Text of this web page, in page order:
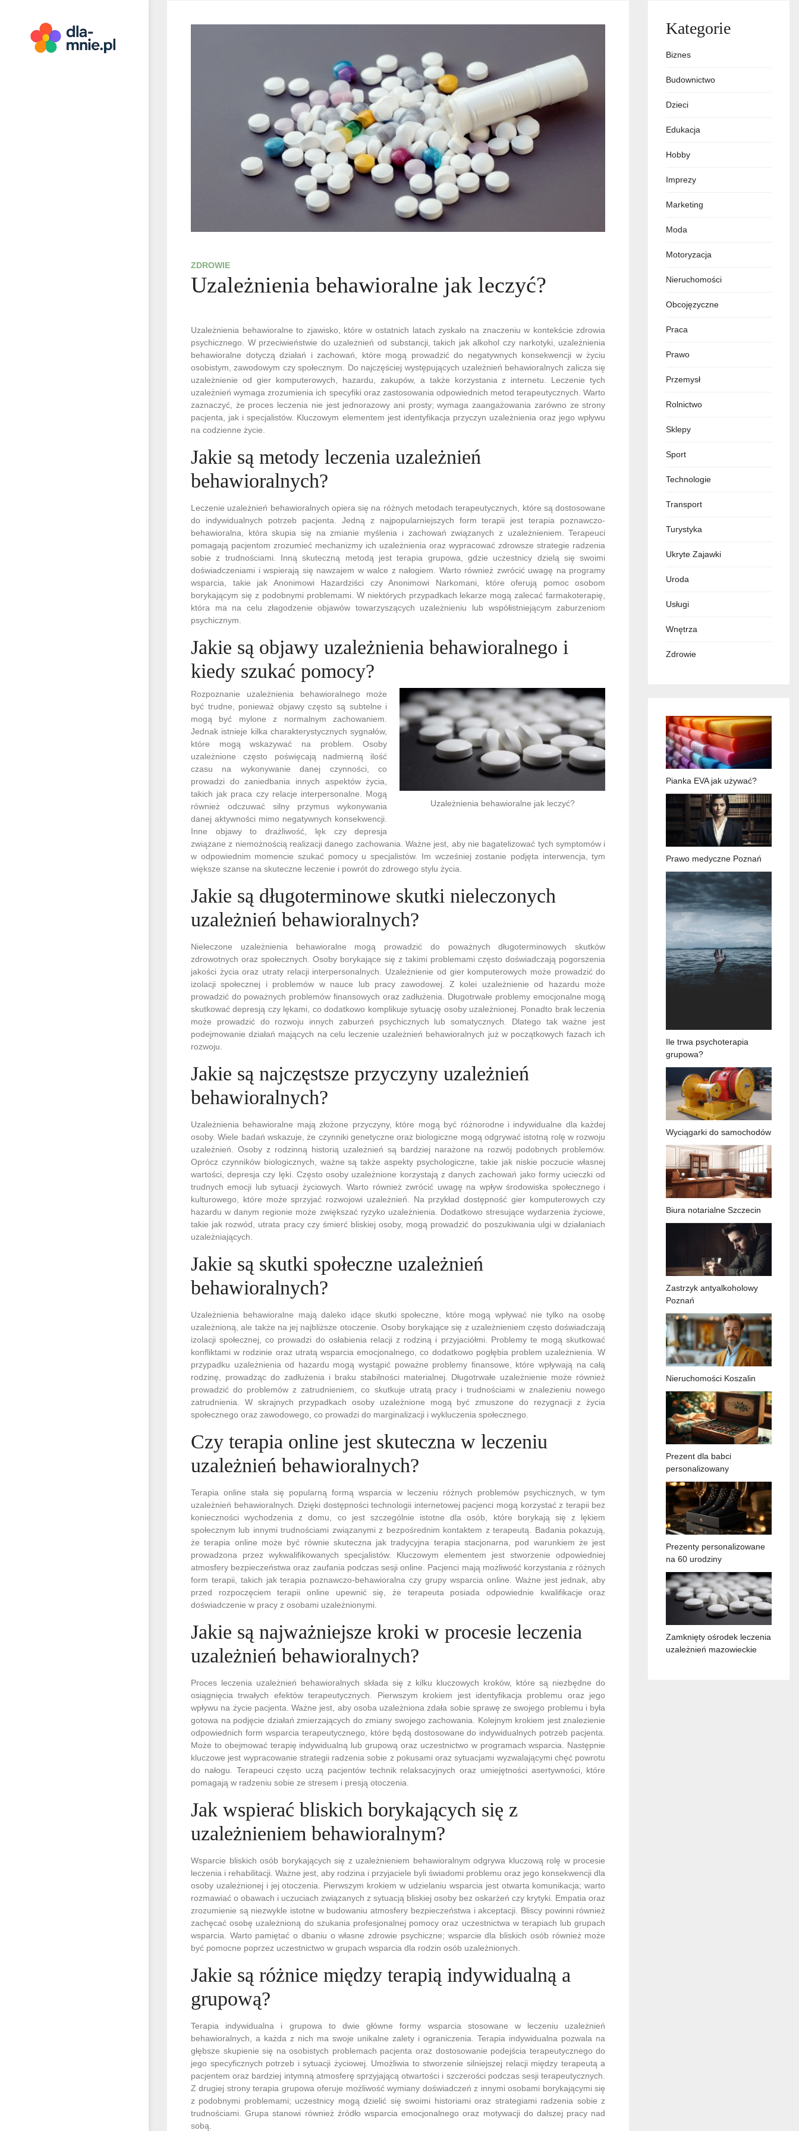
ZDROWIE
Uzależnienia behawioralne jak leczyć?
Uzależnienia behawioralne to zjawisko, które w ostatnich latach zyskało na znaczeniu w kontekście zdrowia
psychicznego. W przeciwieństwie do uzależnień od substancji, takich jak alkohol czy narkotyki, uzależnienia
behawioralne dotyczą działań i zachowań, które mogą prowadzić do negatywnych konsekwencji w życiu
osobistym, zawodowym czy społecznym. Do najczęściej występujących uzależnień behawioralnych zalicza się
uzależnienie od gier komputerowych, hazardu, zakupów, a także korzystania z internetu. Leczenie tych
uzależnień wymaga zrozumienia ich specyfiki oraz zastosowania odpowiednich metod terapeutycznych. Warto
zaznaczyć, że proces leczenia nie jest jednorazowy ani prosty; wymaga zaangażowania zarówno ze strony
pacjenta, jak i specjalistów. Kluczowym elementem jest identyfikacja przyczyn uzależnienia oraz jego wpływu
na codzienne życie.
Jakie są metody leczenia uzależnień
behawioralnych?
Leczenie uzależnień behawioralnych opiera się na różnych metodach terapeutycznych, które są dostosowane
do indywidualnych potrzeb pacjenta. Jedną z najpopularniejszych form terapii jest terapia poznawczo-
behawioralna, która skupia się na zmianie myślenia i zachowań związanych z uzależnieniem. Terapeuci
pomagają pacjentom zrozumieć mechanizmy ich uzależnienia oraz wypracować zdrowsze strategie radzenia
sobie z trudnościami. Inną skuteczną metodą jest terapia grupowa, gdzie uczestnicy dzielą się swoimi
doświadczeniami i wspierają się nawzajem w walce z nałogiem. Warto również zwrócić uwagę na programy
wsparcia, takie jak Anonimowi Hazardziści czy Anonimowi Narkomani, które oferują pomoc osobom
borykającym się z podobnymi problemami. W niektórych przypadkach lekarze mogą zalecać farmakoterapię,
która ma na celu złagodzenie objawów towarzyszących uzależnieniu lub współistniejącym zaburzeniom
psychicznym.
Jakie są objawy uzależnienia behawioralnego i
kiedy szukać pomocy?
Uzależnienia behawioralne jak leczyć?
Rozpoznanie uzależnienia behawioralnego może
być trudne, ponieważ objawy często są subtelne i
mogą być mylone z normalnym zachowaniem.
Jednak istnieje kilka charakterystycznych sygnałów,
które mogą wskazywać na problem. Osoby
uzależnione często poświęcają nadmierną ilość
czasu na wykonywanie danej czynności, co
prowadzi do zaniedbania innych aspektów życia,
takich jak praca czy relacje interpersonalne. Mogą
również odczuwać silny przymus wykonywania
danej aktywności mimo negatywnych konsekwencji.
Inne objawy to drażliwość, lęk czy depresja
związane z niemożnością realizacji danego zachowania. Ważne jest, aby nie bagatelizować tych symptomów i
w odpowiednim momencie szukać pomocy u specjalistów. Im wcześniej zostanie podjęta interwencja, tym
większe szanse na skuteczne leczenie i powrót do zdrowego stylu życia.
Jakie są długoterminowe skutki nieleczonych
uzależnień behawioralnych?
Nieleczone uzależnienia behawioralne mogą prowadzić do poważnych długoterminowych skutków
zdrowotnych oraz społecznych. Osoby borykające się z takimi problemami często doświadczają pogorszenia
jakości życia oraz utraty relacji interpersonalnych. Uzależnienie od gier komputerowych może prowadzić do
izolacji społecznej i problemów w nauce lub pracy zawodowej. Z kolei uzależnienie od hazardu może
prowadzić do poważnych problemów finansowych oraz zadłużenia. Długotrwałe problemy emocjonalne mogą
skutkować depresją czy lękami, co dodatkowo komplikuje sytuację osoby uzależnionej. Ponadto brak leczenia
może prowadzić do rozwoju innych zaburzeń psychicznych lub somatycznych. Dlatego tak ważne jest
podejmowanie działań mających na celu leczenie uzależnień behawioralnych już w początkowych fazach ich
rozwoju.
Jakie są najczęstsze przyczyny uzależnień
behawioralnych?
Uzależnienia behawioralne mają złożone przyczyny, które mogą być różnorodne i indywidualne dla każdej
osoby. Wiele badań wskazuje, że czynniki genetyczne oraz biologiczne mogą odgrywać istotną rolę w rozwoju
uzależnień. Osoby z rodzinną historią uzależnień są bardziej narażone na rozwój podobnych problemów.
Oprócz czynników biologicznych, ważne są także aspekty psychologiczne, takie jak niskie poczucie własnej
wartości, depresja czy lęki. Często osoby uzależnione korzystają z danych zachowań jako formy ucieczki od
trudnych emocji lub sytuacji życiowych. Warto również zwrócić uwagę na wpływ środowiska społecznego i
kulturowego, które może sprzyjać rozwojowi uzależnień. Na przykład dostępność gier komputerowych czy
hazardu w danym regionie może zwiększać ryzyko uzależnienia. Dodatkowo stresujące wydarzenia życiowe,
takie jak rozwód, utrata pracy czy śmierć bliskiej osoby, mogą prowadzić do poszukiwania ulgi w działaniach
uzależniających.
Jakie są skutki społeczne uzależnień
behawioralnych?
Uzależnienia behawioralne mają daleko idące skutki społeczne, które mogą wpływać nie tylko na osobę
uzależnioną, ale także na jej najbliższe otoczenie. Osoby borykające się z uzależnieniem często doświadczają
izolacji społecznej, co prowadzi do osłabienia relacji z rodziną i przyjaciółmi. Problemy te mogą skutkować
konfliktami w rodzinie oraz utratą wsparcia emocjonalnego, co dodatkowo pogłębia problem uzależnienia. W
przypadku uzależnienia od hazardu mogą wystąpić poważne problemy finansowe, które wpływają na całą
rodzinę, prowadząc do zadłużenia i braku stabilności materialnej. Długotrwałe uzależnienie może również
prowadzić do problemów z zatrudnieniem, co skutkuje utratą pracy i trudnościami w znalezieniu nowego
zatrudnienia. W skrajnych przypadkach osoby uzależnione mogą być zmuszone do rezygnacji z życia
społecznego oraz zawodowego, co prowadzi do marginalizacji i wykluczenia społecznego.
Czy terapia online jest skuteczna w leczeniu
uzależnień behawioralnych?
Terapia online stała się popularną formą wsparcia w leczeniu różnych problemów psychicznych, w tym
uzależnień behawioralnych. Dzięki dostępności technologii internetowej pacjenci mogą korzystać z terapii bez
konieczności wychodzenia z domu, co jest szczególnie istotne dla osób, które borykają się z lękiem
społecznym lub innymi trudnościami związanymi z bezpośrednim kontaktem z terapeutą. Badania pokazują,
że terapia online może być równie skuteczna jak tradycyjna terapia stacjonarna, pod warunkiem że jest
prowadzona przez wykwalifikowanych specjalistów. Kluczowym elementem jest stworzenie odpowiedniej
atmosfery bezpieczeństwa oraz zaufania podczas sesji online. Pacjenci mają możliwość korzystania z różnych
form terapii, takich jak terapia poznawczo-behawioralna czy grupy wsparcia online. Ważne jest jednak, aby
przed rozpoczęciem terapii online upewnić się, że terapeuta posiada odpowiednie kwalifikacje oraz
doświadczenie w pracy z osobami uzależnionymi.
Jakie są najważniejsze kroki w procesie leczenia
uzależnień behawioralnych?
Proces leczenia uzależnień behawioralnych składa się z kilku kluczowych kroków, które są niezbędne do
osiągnięcia trwałych efektów terapeutycznych. Pierwszym krokiem jest identyfikacja problemu oraz jego
wpływu na życie pacjenta. Ważne jest, aby osoba uzależniona zdała sobie sprawę ze swojego problemu i była
gotowa na podjęcie działań zmierzających do zmiany swojego zachowania. Kolejnym krokiem jest znalezienie
odpowiednich form wsparcia terapeutycznego, które będą dostosowane do indywidualnych potrzeb pacjenta.
Może to obejmować terapię indywidualną lub grupową oraz uczestnictwo w programach wsparcia. Następnie
kluczowe jest wypracowanie strategii radzenia sobie z pokusami oraz sytuacjami wyzwalającymi chęć powrotu
do nałogu. Terapeuci często uczą pacjentów technik relaksacyjnych oraz umiejętności asertywności, które
pomagają w radzeniu sobie ze stresem i presją otoczenia.
Jak wspierać bliskich borykających się z
uzależnieniem behawioralnym?
Wsparcie bliskich osób borykających się z uzależnieniem behawioralnym odgrywa kluczową rolę w procesie
leczenia i rehabilitacji. Ważne jest, aby rodzina i przyjaciele byli świadomi problemu oraz jego konsekwencji dla
osoby uzależnionej i jej otoczenia. Pierwszym krokiem w udzielaniu wsparcia jest otwarta komunikacja; warto
rozmawiać o obawach i uczuciach związanych z sytuacją bliskiej osoby bez oskarżeń czy krytyki. Empatia oraz
zrozumienie są niezwykle istotne w budowaniu atmosfery bezpieczeństwa i akceptacji. Bliscy powinni również
zachęcać osobę uzależnioną do szukania profesjonalnej pomocy oraz uczestnictwa w terapiach lub grupach
wsparcia. Warto pamiętać o dbaniu o własne zdrowie psychiczne; wsparcie dla bliskich osób również może
być pomocne poprzez uczestnictwo w grupach wsparcia dla rodzin osób uzależnionych.
Jakie są różnice między terapią indywidualną a
grupową?
Terapia indywidualna i grupowa to dwie główne formy wsparcia stosowane w leczeniu uzależnień
behawioralnych, a każda z nich ma swoje unikalne zalety i ograniczenia. Terapia indywidualna pozwala na
głębsze skupienie się na osobistych problemach pacjenta oraz dostosowanie podejścia terapeutycznego do
jego specyficznych potrzeb i sytuacji życiowej. Umożliwia to stworzenie silniejszej relacji między terapeutą a
pacjentem oraz bardziej intymną atmosferę sprzyjającą otwartości i szczerości podczas sesji terapeutycznych.
Z drugiej strony terapia grupowa oferuje możliwość wymiany doświadczeń z innymi osobami borykającymi się
z podobnymi problemami; uczestnicy mogą dzielić się swoimi historiami oraz strategiami radzenia sobie z
trudnościami. Grupa stanowi również źródło wsparcia emocjonalnego oraz motywacji do dalszej pracy nad
sobą.
Kategorie
Biznes
Budownictwo
Dzieci
Edukacja
Hobby
Imprezy
Marketing
Moda
Motoryzacja
Nieruchomości
Obcojęzyczne
Praca
Prawo
Przemysł
Rolnictwo
Sklepy
Sport
Technologie
Transport
Turystyka
Ukryte Zajawki
Uroda
Usługi
Wnętrza
Zdrowie
Pianka EVA jak używać?
Prawo medyczne Poznań
Ile trwa psychoterapia
grupowa?
Wyciągarki do samochodów
Biura notarialne Szczecin
Zastrzyk antyalkoholowy
Poznań
Nieruchomości Koszalin
Prezent dla babci
personalizowany
Prezenty personalizowane
na 60 urodziny
Zamknięty ośrodek leczenia
uzależnień mazowieckie